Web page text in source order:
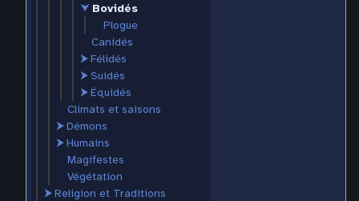
⮟ Bovidés
Plogue
Canidés
⮞Félidés
⮞Suidés
⮞Équidés
Climats et saisons
⮞Démons
⮞Humains
Magifestes
Végétation
⮞Religion et Traditions